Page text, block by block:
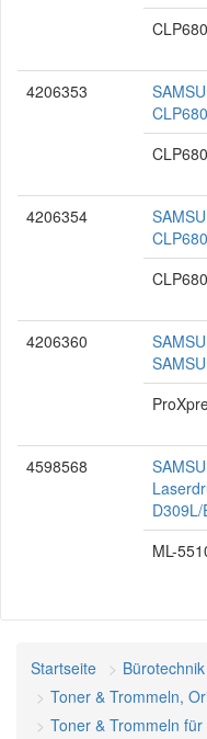
4206353
4206354
4206360
4598568
D309L/
ML-
Startseite Bürotechnik
Toner & Trommeln,
Toner & Trommeln für